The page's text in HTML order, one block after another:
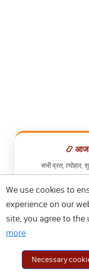
📿 आज
सभी व्रत, त्योहार,
📅
We use cookies to
experience on our
site, you agree to the
more
Necessary